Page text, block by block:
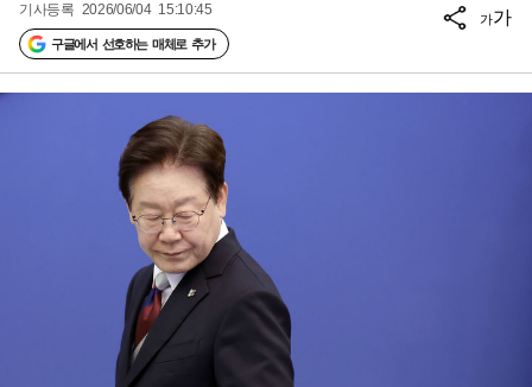
기사등록 2026/06/04 15:10:45
구글에서 선호하는 매체로 추가
가가